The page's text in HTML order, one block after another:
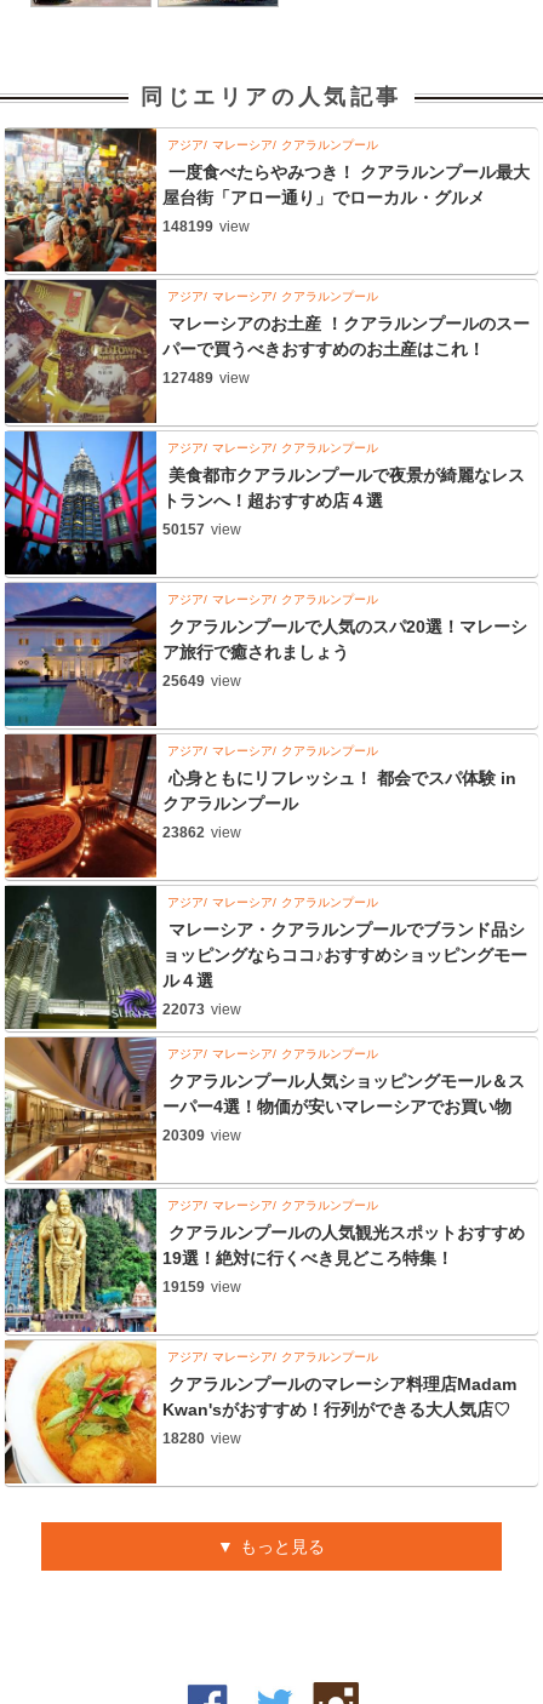
同じエリアの人気記事
アジア マレーシア クアラルンプール
一度食べたらやみつき！ クアラルンプール最大
屋台街「アロー通り」でローカル・グルメ
148199 view
アジア マレーシア クアラルンプール
マレーシアのお土産 ！クアラルンプールのスー
パーで買うべきおすすめのお土産はこれ！
127489 view
アジア マレーシア クアラルンプール
美食都市クアラルンプールで夜景が綺麗なレス
トランへ！超おすすめ店４選
50157 view
アジア マレーシア クアラルンプール
クアラルンプールで人気のスパ20選！マレーシ
ア旅行で癒されましょう
25649 view
アジア マレーシア クアラルンプール
心身ともにリフレッシュ！ 都会でスパ体験 in
クアラルンプール
23862 view
アジア マレーシア クアラルンプール
マレーシア・クアラルンプールでブランド品シ
ョッピングならココ♪おすすめショッピングモー
ル４選
22073 view
アジア マレーシア クアラルンプール
クアラルンプール人気ショッピングモール＆ス
ーパー4選！物価が安いマレーシアでお買い物
20309 view
アジア マレーシア クアラルンプール
クアラルンプールの人気観光スポットおすすめ
19選！絶対に行くべき見どころ特集！
19159 view
アジア マレーシア クアラルンプール
クアラルンプールのマレーシア料理店Madam
Kwan'sがおすすめ！行列ができる大人気店♡
18280 view
もっと見る